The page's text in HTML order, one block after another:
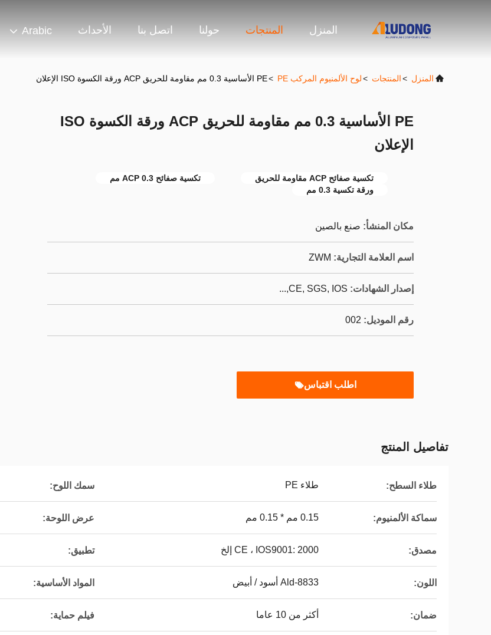
المنزل المنتجات حولنا اتصل بنا الأحداث Arabic
المنزل >المنتجات >لوح الألمنيوم المركب PE >PE الأساسية 0.3 مم مقاومة للحريق ACP ورقة الكسوة ISO الإعلان
PE الأساسية 0.3 مم مقاومة للحريق ACP ورقة الكسوة ISO
الإعلان
تكسية صفائح ACP مقاومة للحريق
تكسية صفائح ACP 0.3 مم
ورقة تكسية 0.3 مم
مكان المنشأ: صنع بالصين
اسم العلامة التجارية: ZWM
إصدار الشهادات: CE, SGS, IOS,...
رقم الموديل: 002
اطلب اقتباس
تفاصيل المنتج
طلاء السطح: طلاء PE سمك اللوح:
سماكة الألمنيوم: 0.15 مم * 0.15 مم عرض اللوحة:
مصدق: CE ، IOS9001: 2000 إلخ تطبيق:
اللون: Ald-8833 أسود / أبيض المواد الأساسية:
ضمان: أكثر من 10 عاما فيلم حماية: